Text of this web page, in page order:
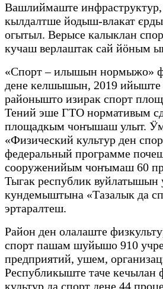
Вашлиймаште инфраструктур,
кылдалтше йодыш-влакат
огытыл. Верысе калыклан
кучаш верлаштак сай йӧным
«Спорт – илышын нормыжо»
дене келшышын, 2019
районышто изирак спорт
Тений эше ГТО нормативым
площадкым чоҥышаш улыт.
«Физический культур ден
федеральный программе
сооруженийым чоҥымаш 60
Тыгак республик вуйлатышын
кундемыштына «Тазалык да
эртаралтеш.
Район ден олалаште
спорт пашам шуйышо 910
предприятий, ушем,
Республикыште таче кечылан
культур да спорт дене 44